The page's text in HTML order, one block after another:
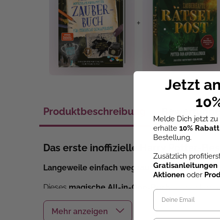
+
Produktbeschreibung
Das erste inoffizielle Harry Potter-
Langeweile einfach wegzaubern!
Dieses magische All-in-One-Buchist dein
Freundebuch, Kritzelbuch & Planerin einem –
Jetzt
Melde Dich jetzt
erhalte 10% Rabatt
Bestellung.
Zusätzlich
Gratisanleitungen
Aktionen oder